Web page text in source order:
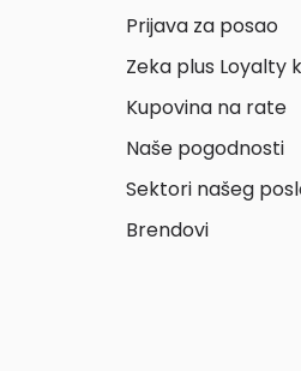
Prijava za posao
Zeka plus Loyalty
Kupovina na rate
Naše pogodnosti
Sektori našeg
Brendovi